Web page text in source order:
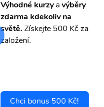
Výhodné kurzyavýběry
zdarma kdekoliv na
světě.Získejte 500 Kč za
založení.
Chci bonus 500 Kč!